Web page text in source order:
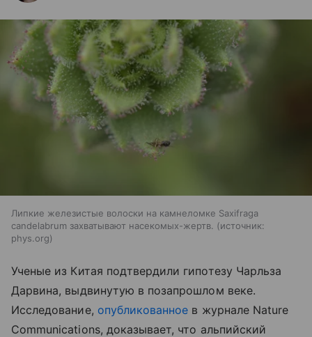
Липкие железистые волоски на камнеломке Saxifraga
candelabrum захватывают насекомых-жертв.
источник:
phys.org
Ученые из Китая подтвердили гипотезу Чарльза
Дарвина, выдвинутую в позапрошлом веке.
Исследование, опубликованное в журнале Nature
Communications, доказывает, что альпийский